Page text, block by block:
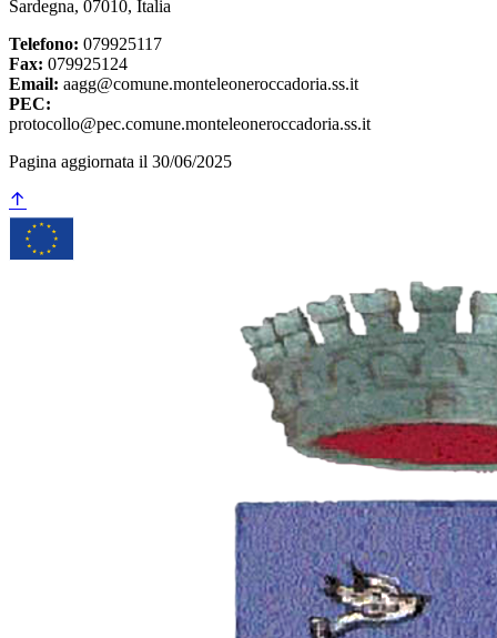
Sardegna, 07010, Italia
Telefono: 079925117
Fax: 079925124
Email: aagg@comune.monteleoneroccadoria.ss.it
PEC:
protocollo@pec.comune.monteleoneroccadoria.ss.it
Pagina aggiornata il 30/06/2025